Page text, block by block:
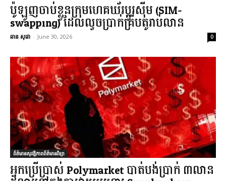
ប៉ូឡូញចាប់ខ្លួនក្រុមហេគឃ័រប្តូរស៊ីម (SIM-
swapping) ដែលលួចប្រាក់គ្រីបតូរាប់លាន
ឆាន សុផា - June 30, 2026 0
ព័ត៌មានសុវត្ថិភាពព័ត៌មានវិទ្យា
អ្នកប្រើប្រាស់ Polymarket បាត់បង់ប្រាក់ ៣លាន